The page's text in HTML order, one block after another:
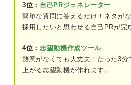
通常面接タイプ
雑談タイプ
Web面接タイプ
事前にチェックしておくと
3位： 自己PRジェネレーター
簡単な質問に答えるだけ！ネタが
採用したいと思わせる自己PRが完
4位： 志望動機作成ツール
熱意がなくても大丈夫！たった3分
上がる志望動機が作れます。